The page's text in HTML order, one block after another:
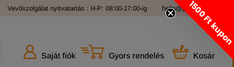
Vevőszolgálat nyitvatartás : H-P: 08:00-17:00-ig hello@grandopet.hu
Saját fiók Gyors rendelés Kosár
1500 Ft